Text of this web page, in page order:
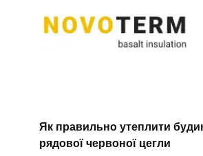
Як правильно утеплити
рядової червоної цегли